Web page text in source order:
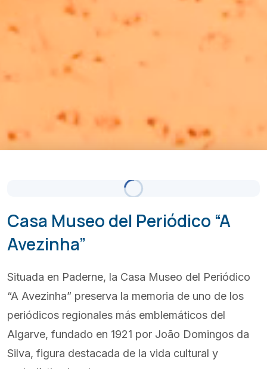
Casa Museo del Periódico “A
Avezinha”
Situada en Paderne, la Casa Museo del Periódico
“A Avezinha” preserva la memoria de uno de los
periódicos regionales más emblemáticos del
Algarve, fundado en 1921 por João Domingos da
Silva, figura destacada de la vida cultural y
Actualizado 17:00
(+351) 289 580 533